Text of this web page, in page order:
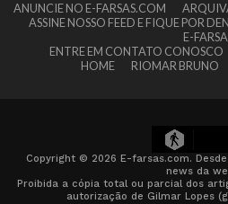
ANUNCIE NO E-FARSAS.COM
ASSINE NOSSO FEED E FIQUE POR
E-
ENTRE EM CONTATO CONOSCO
HOME
RIOMAR BRUNO
Copyright © 2026 E-farsas.com.
news da
Proibida a cópia total ou parcial dos
autorização de Gilmar Lopes